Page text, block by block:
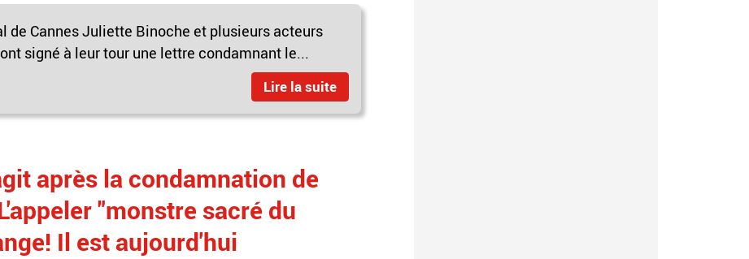
de Cannes Juliette Binoche et plusieurs acteurs
signé à leur tour une lettre condamnant le...
Lire la suite
après la condamnation de
"monstre sacré du
Il est aujourd'hui